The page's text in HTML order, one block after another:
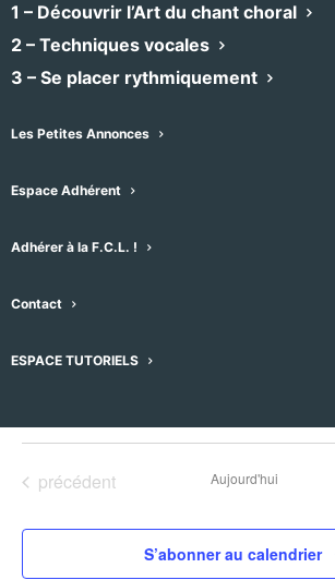
1 – Découvrir l’Art du chant choral
2 – Techniques vocales
3 – Se placer rythmiquement
Les Petites Annonces
Espace Adhérent
Adhérer à la F.C.L. !
Contact
ESPACE TUTORIELS
Téléphone
04 34 04 19 90
Site
web
https://www.facebook.com/capmasbar/
Évènements pour ce lieu
Notice
Sélectionnez
uneÉvènements
précédent Aujourd'hui
S’abonner au calendrier